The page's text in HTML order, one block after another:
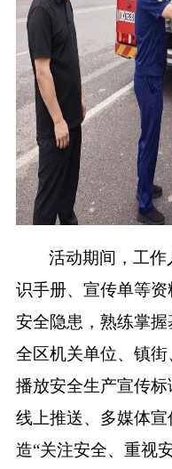
活动期间，工
识手册、宣传单等
安全隐患，熟练掌握
全区机关单位、镇街
播放安全生产宣传标
线上推送、多媒体
造“关注安全、重视